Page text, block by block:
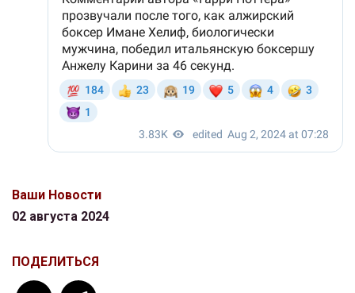
Ваши Новости
02 августа 2024
ПОДЕЛИТЬСЯ